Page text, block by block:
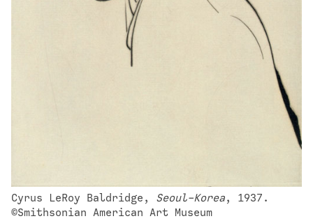
Cyrus LeRoy Baldridge, Seoul-Korea, 1937.
©Smithsonian American Art Museum